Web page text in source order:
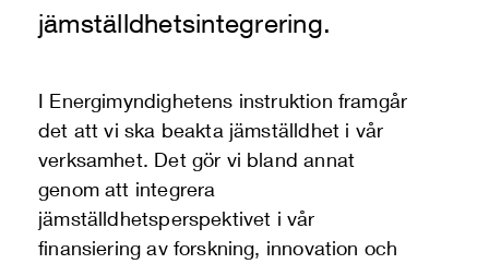
jämställdhetsintegrering.
I Energimyndighetens instruktion framgår
det att vi ska beakta jämställdhet i vår
verksamhet. Det gör vi bland annat
genom att integrera
jämställdhetsperspektivet i vår
finansiering av forskning, innovation och